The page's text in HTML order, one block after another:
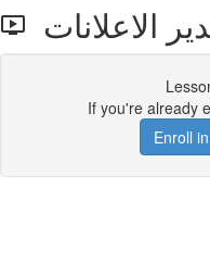
الاعلانات
If you're already
Enroll